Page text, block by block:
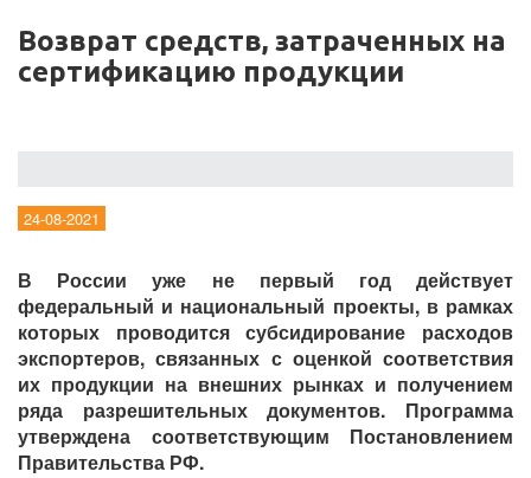
Возврат средств, затраченных на
сертификацию продукции
24-08-2021
В России уже не первый год действует
федеральный и национальный проекты, в рамках
которых проводитсясубсидирование расходов
экспортеров, связанных с оценкой соответствия
их продукции на внешних рынках и получением
ряда разрешительных документов. Программа
утверждена соответствующим Постановлением
Правительства РФ.